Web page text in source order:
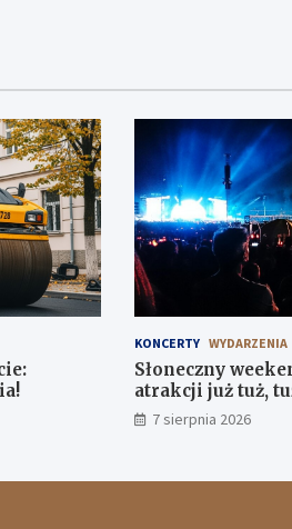
KONCERTY WYDARZENIA
Słoneczny
atrakcji już tuż,
7 sierpnia 2026